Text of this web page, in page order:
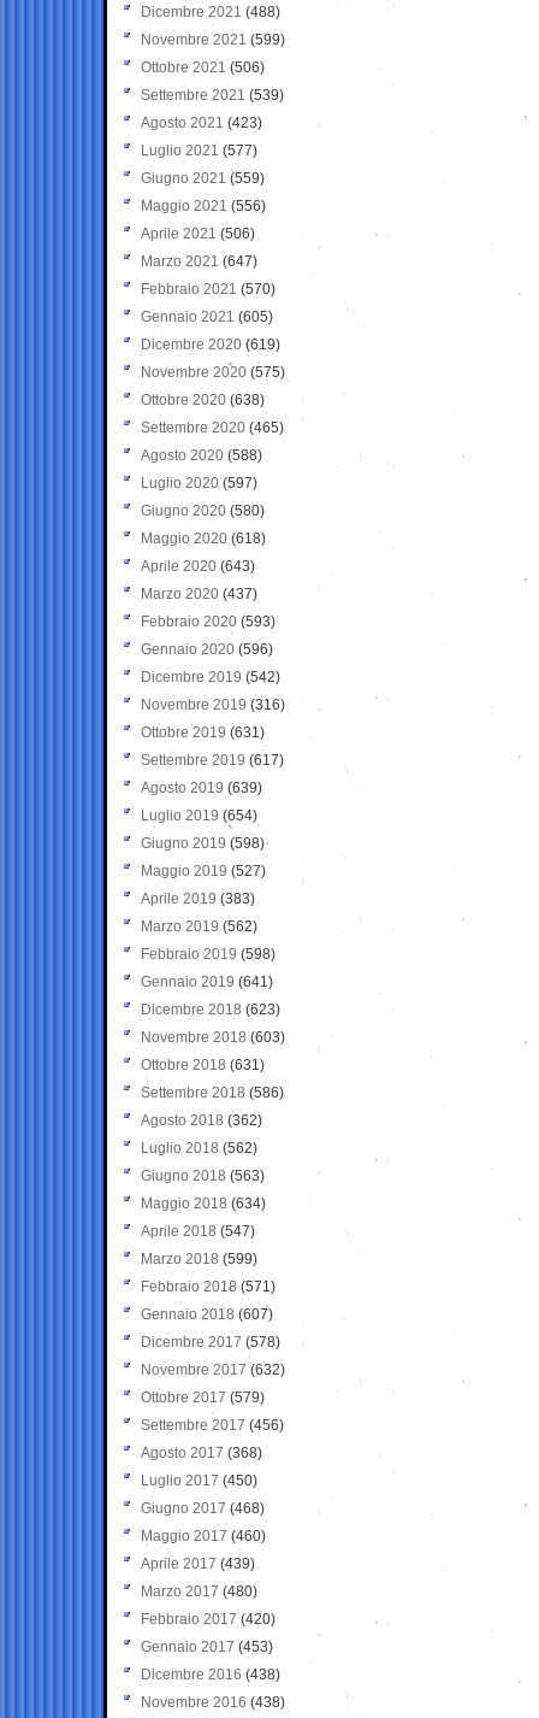
Dicembre 2021 (488)
Novembre 2021 (599)
Ottobre 2021 (506)
Settembre 2021 (539)
Agosto 2021 (423)
Luglio 2021 (577)
Giugno 2021(559)
Maggio 2021 (556)
Aprile 2021 (506)
Marzo 2021 (647)
Febbraio 2021 (570)
Gennaio 2021 (605)
Dicembre 2020 (619)
Novembre 2020 (575)
Ottobre 2020 (638)
Settembre 2020(465)
Agosto 2020 (588)
Luglio 2020 (597)
Giugno 2020 (580)
Maggio 2020 (618)
Aprile 2020 (643)
Marzo 2020 (437)
Febbraio 2020 (593)
Gennaio 2020 (596)
Dicembre 2019 (542)
Novembre 2019 (316)
Ottobre 2019 (631)
Settembre 2019 (617)
Agosto 2019 (639)
Luglio 2019 (654)
Giugno 2019 (598)
Maggio 2019 (527)
Aprile 2019 (383)
Marzo 2019 (562)
Febbraio 2019 (598)
Gennaio 2019 (641)
Dicembre 2018 (623)
Novembre 2018 (603)
Ottobre 2018 (631)
Settembre 2018 (586)
Agosto 2018 (362)
Luglio 2018 (562)
Giugno 2018 (563)
Maggio 2018 (634)
Aprile 2018 (547)
Marzo 2018 (599)
Febbraio 2018 (571)
Gennaio 2018 (607)
Dicembre 2017 (578)
Novembre 2017 (632)
Ottobre 2017 (579)
Settembre 2017 (456)
Agosto 2017 (368)
Luglio 2017 (450)
Giugno 2017 (468)
Maggio 2017 (460)
Aprile 2017 (439)
Marzo 2017 (480)
Febbraio 2017 (420)
Gennaio 2017 (453)
Dicembre 2016 (438)
Novembre 2016 (438)